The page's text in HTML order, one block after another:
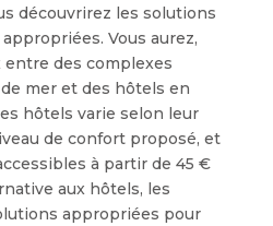
découvrirez les solutions
Vous aurez,
entre des complexes
mer et des hôtels en
hôtels varie selon leur
de confort proposé, et
à partir de 45 €
aux hôtels, les
appropriées pour